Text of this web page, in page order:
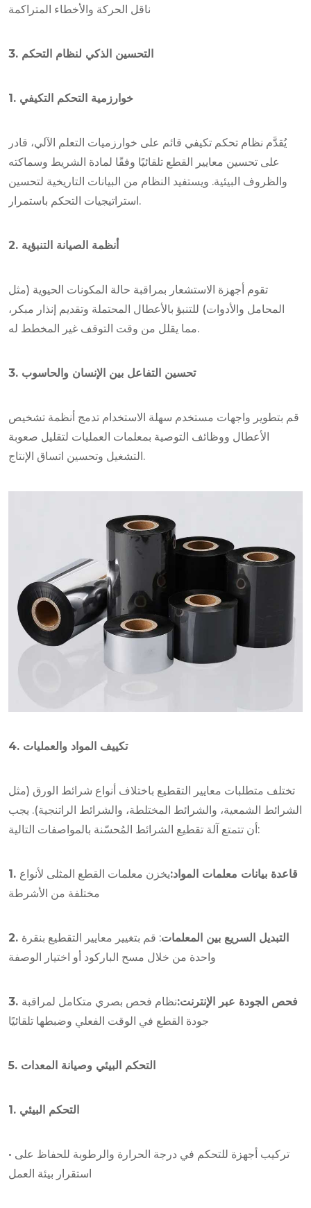
ناقل الحركة والأخطاء المتراكمة
3. التحسين الذكي لنظام التحكم
1. خوارزمية التحكم التكيفي
يُقدَّم نظام تحكم تكيفي قائم على خوارزميات التعلم الآلي، قادر
على تحسين معايير القطع تلقائيًا وفقًا لمادة الشريط وسماكته
والظروف البيئية. ويستفيد النظام من البيانات التاريخية لتحسين
استراتيجيات التحكم باستمرار.
2. أنظمة الصيانة التنبؤية
تقوم أجهزة الاستشعار بمراقبة حالة المكونات الحيوية (مثل
المحامل والأدوات) للتنبؤ بالأعطال المحتملة وتقديم إنذار مبكر،
مما يقلل من وقت التوقف غير المخطط له.
3. تحسين التفاعل بين الإنسان والحاسوب
قم بتطوير واجهات مستخدم سهلة الاستخدام تدمج أنظمة تشخيص
الأعطال ووظائف التوصية بمعلمات العمليات لتقليل صعوبة
التشغيل وتحسين اتساق الإنتاج.
4. تكييف المواد والعمليات
تختلف متطلبات معايير التقطيع باختلاف أنواع شرائط الورق (مثل
الشرائط الشمعية، والشرائط المختلطة، والشرائط الراتنجية). يجب
أن تتمتع آلة تقطيع الشرائط المُحسّنة بالمواصفات التالية:
1. قاعدة بيانات معلمات المواد:يخزن معلمات القطع المثلى لأنواع
مختلفة من الأشرطة
2. التبديل السريع بين المعلمات: قم بتغيير معايير التقطيع بنقرة
واحدة من خلال مسح الباركود أو اختيار الوصفة
3. فحص الجودة عبر الإنترنت:نظام فحص بصري متكامل لمراقبة
جودة القطع في الوقت الفعلي وضبطها تلقائيًا
5. التحكم البيئي وصيانة المعدات
1. التحكم البيئي
• تركيب أجهزة للتحكم في درجة الحرارة والرطوبة للحفاظ على
استقرار بيئة العمل